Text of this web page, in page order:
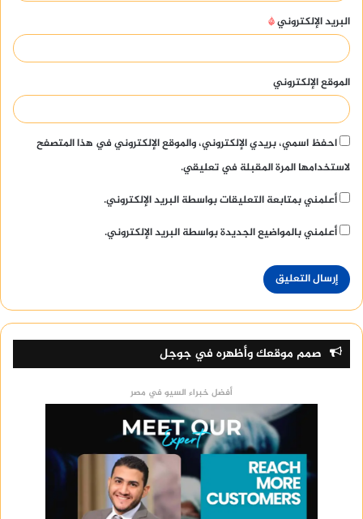
البريد الإلكتروني*
الموقع الإلكتروني
احفظ اسمي، بريدي الإلكتروني، والموقع الإلكتروني في هذا المتصفح
لاستخدامها المرة المقبلة في تعليقي.
أعلمني بمتابعة التعليقات بواسطة البريد الإلكتروني.
أعلمني بالمواضيع الجديدة بواسطة البريد الإلكتروني.
صمم موقعك وأظهره في جوجل
أفضل خبراء السيو في مصر